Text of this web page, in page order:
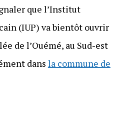
que l’Institut
(IUP) va bientôt ouvrir
de l’Ouémé, au Sud-est
dans la commune de